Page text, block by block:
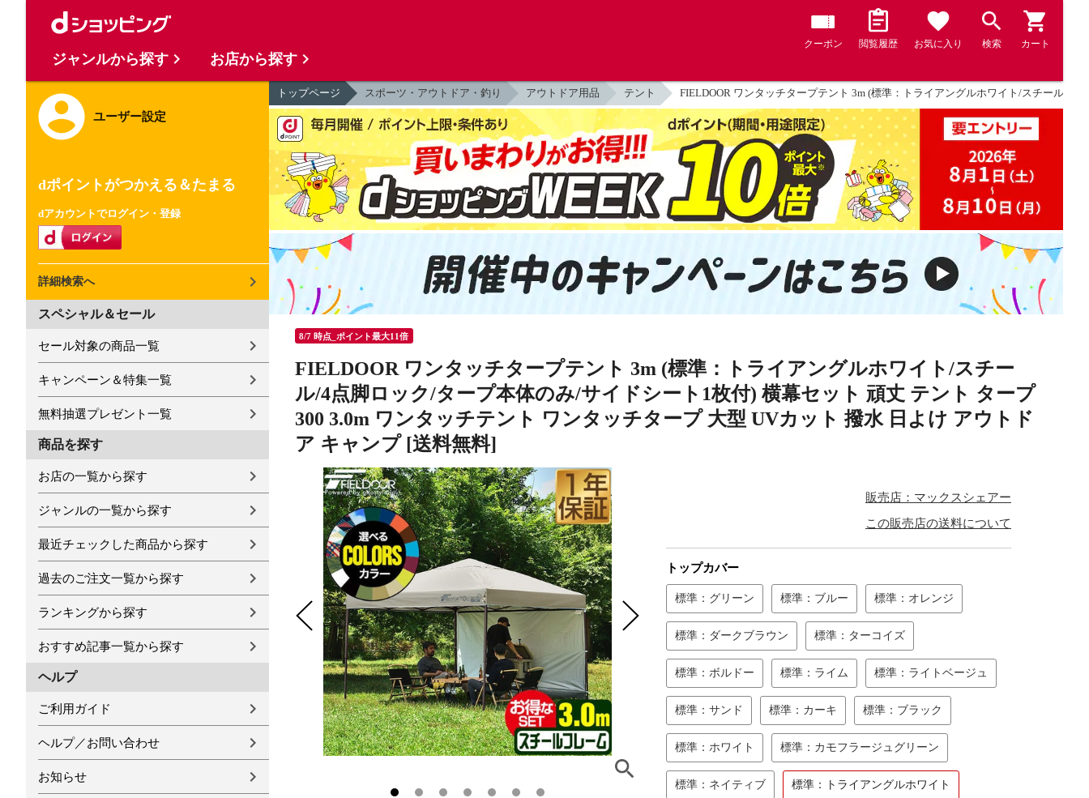
クーポン 閲覧履歴 お気に入り 検索 カート
ユーザー設定
dポイントがつかえる＆たまる
dアカウントでログイン・登録
詳細検索へ
スペシャル＆セール
セール対象の商品一覧
キャンペーン＆特集一覧
無料抽選プレゼント一覧
商品を探す
お店の一覧から探す
ジャンルの一覧から探す
最近チェックした商品から探す
過去のご注文一覧から探す
ランキングから探す
おすすめ記事一覧から探す
ヘルプ
ご利用ガイド
ヘルプ／お問い合わせ
お知らせ
トップページ スポーツ・アウトドア・釣り アウトドア用品 テント FIELDOOR ワンタッチタープテント 3m (標準：トライアングルホワイト/スチール/4
8/7 時点_ポイント最大11倍
FIELDOOR ワンタッチタープテント 3m (標準：トライアングルホワイト/スチー
ル/4点脚ロック/タープ本体のみ/サイドシート1枚付) 横幕セット 頑丈 テント タープ
300 3.0m ワンタッチテント ワンタッチタープ 大型 UVカット 撥水 日よけ アウトド
ア キャンプ [送料無料]
販売店：マックスシェアー
この販売店の送料について
トップカバー
標準：グリーン 標準：ブルー 標準：オレンジ
標準：ダークブラウン 標準：ターコイズ
標準：ボルドー 標準：ライム 標準：ライトベージュ
標準：サンド 標準：カーキ 標準：ブラック
標準：ホワイト 標準：カモフラージュグリーン
標準：ネイティブ 標準：トライアングルホワイト
ジャンルから探す お店から探す